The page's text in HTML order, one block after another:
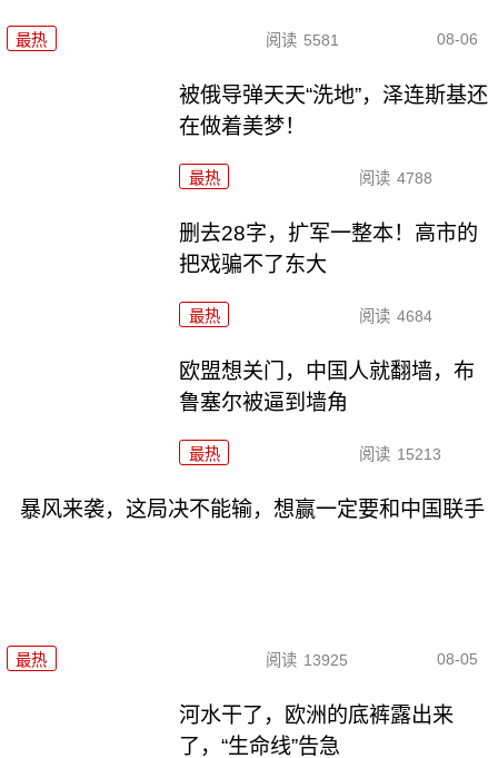
最热 阅读 5581 08-06
被俄导弹天天“洗地”，泽连斯基还
在做着美梦！
最热 阅读 4788
删去28字，扩军一整本！高市的
把戏骗不了东大
最热 阅读 4684
欧盟想关门，中国人就翻墙，布
鲁塞尔被逼到墙角
最热 阅读 15213
暴风来袭，这局决不能输，想赢一定要和中国联手
最热 阅读 13925 08-05
河水干了，欧洲的底裤露出来
了，“生命线”告急